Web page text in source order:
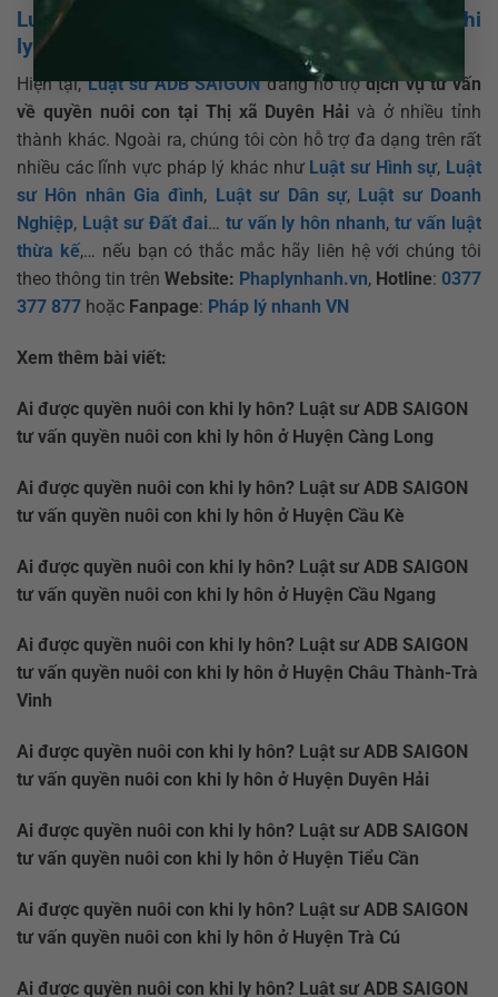
Luật sư ADB SAIGON tư vấn quyền nuôi con khi
ly hôn ở Thị xã Duyên Hải
Hiện tại,Luật sư ADB SAIGONđang hỗ trợdịch vụ tư vấn
về quyền nuôi con tại Thị xã Duyên Hải và ở nhiều tỉnh
thành khác. Ngoài ra, chúng tôi còn hỗ trợ đa dạng trên rất
nhiều các lĩnh vực pháp lý khác như Luật sư Hình sự, Luật
sư Hôn nhân Gia đình, Luật sư Dân sự, Luật sư Doanh
Nghiệp, Luật sư Đất đai… tư vấn ly hôn nhanh,tư vấn luật
thừa kế,… nếu bạn có thắc mắc hãy liên hệ với chúng tôi
theo thông tin trên Website: Phaplynhanh.vn, Hotline: 0377
377 877 hoặc Fanpage: Pháp lý nhanh VN
Xem thêm bài viết:
Ai được quyền nuôi con khi ly hôn? Luật sư ADB SAIGON
tư vấn quyền nuôi con khi ly hôn ở Huyện Càng Long
Ai được quyền nuôi con khi ly hôn? Luật sư ADB SAIGON
tư vấn quyền nuôi con khi ly hôn ở Huyện Cầu Kè
Ai được quyền nuôi con khi ly hôn? Luật sư ADB SAIGON
tư vấn quyền nuôi con khi ly hôn ở Huyện Cầu Ngang
Ai được quyền nuôi con khi ly hôn? Luật sư ADB SAIGON
tư vấn quyền nuôi con khi ly hôn ở Huyện Châu Thành-Trà
Vinh
Ai được quyền nuôi con khi ly hôn? Luật sư ADB SAIGON
tư vấn quyền nuôi con khi ly hôn ở Huyện Duyên Hải
Ai được quyền nuôi con khi ly hôn? Luật sư ADB SAIGON
tư vấn quyền nuôi con khi ly hôn ở Huyện Tiểu Cần
Ai được quyền nuôi con khi ly hôn? Luật sư ADB SAIGON
tư vấn quyền nuôi con khi ly hôn ở Huyện Trà Cú
Ai được quyền nuôi con khi ly hôn? Luật sư ADB SAIGON